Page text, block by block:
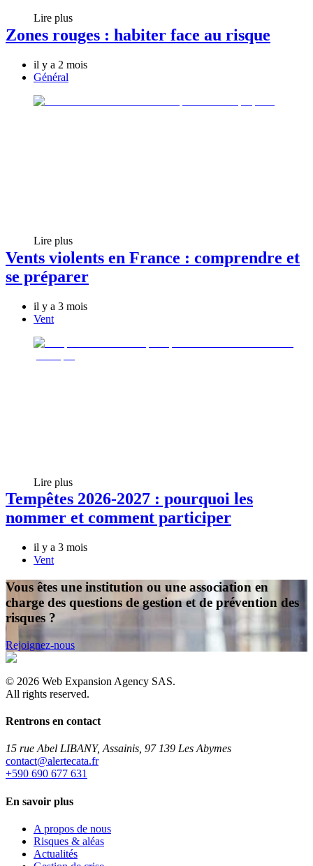
Lire plus
Zones rouges : habiter face au risque
il y a 2 mois
Général
Lire plus
Vents violents en France : comprendre et
se préparer
il y a 3 mois
Vent
Lire plus
Tempêtes 2026-2027 : pourquoi les
nommer et comment participer
il y a 3 mois
Vent
Vous êtes une institution ou une association en
charge des questions de gestion et de prévention des
risques ?
Rejoignez-nous
© 2026 Web Expansion Agency SAS.
All rights reserved.
Rentrons en contact
15 rue Abel LIBANY, Assainis, 97 139 Les Abymes
rf.atacetrela@tcatnoc
+590 690 677 631
En savoir plus
A propos de nous
Risques & aléas
Actualités